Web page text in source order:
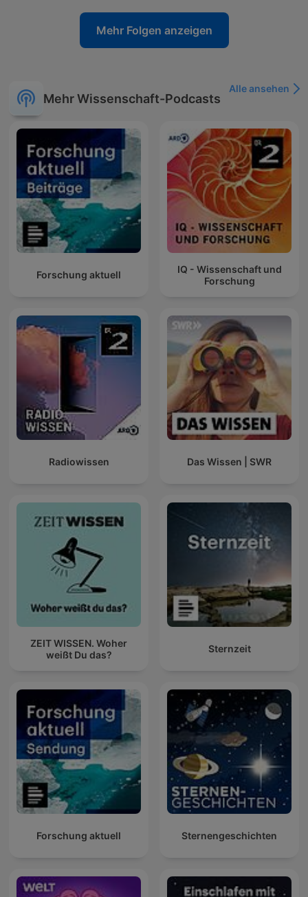
Mehr Folgen anzeigen
Mehr Wissenschaft-Podcasts
Alle ansehen
Forschung aktuell
IQ - Wissenschaft und
Forschung
Radiowissen Das Wissen | SWR
ZEIT WISSEN. Woher
weißt Du das?
Sternzeit
Forschung aktuell Sternengeschichten